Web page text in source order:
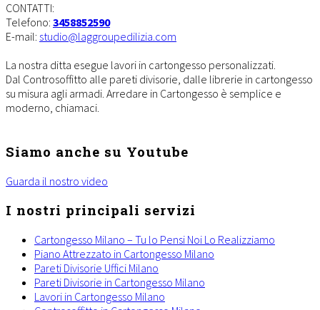
CONTATTI:
Telefono: 3458852590
E-mail: studio@laggroupedilizia.com
La nostra ditta esegue lavori in cartongesso personalizzati.
Dal Controsoffitto alle pareti divisorie, dalle librerie in cartongesso
su misura agli armadi. Arredare in Cartongesso è semplice e
moderno, chiamaci.
Siamo anche su Youtube
Guarda il nostro video
I nostri principali servizi
Cartongesso Milano – Tu lo Pensi Noi Lo Realizziamo
Piano Attrezzato in Cartongesso Milano
Pareti Divisorie Uffici Milano
Pareti Divisorie in Cartongesso Milano
Lavori in Cartongesso Milano